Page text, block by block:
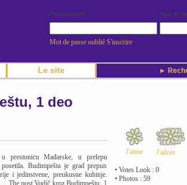
Pseudonyme Mot de
Mot de passe oublié S'inscrire
►
Le site
1 deo
prestonicu Mađarske, u prelepu
Budimpešta je grad prepun
i jedinstvene, preukusne kuhinje.
The post Vodič kroz Budimpeštu, 1
J'aime J'adore
• Votes Look : 0
• Photos : 59